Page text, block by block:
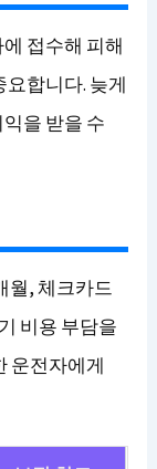
접수해 피해
합니다. 늦게
을 받을 수
월, 체크카드
비용 부담을
운전자에게